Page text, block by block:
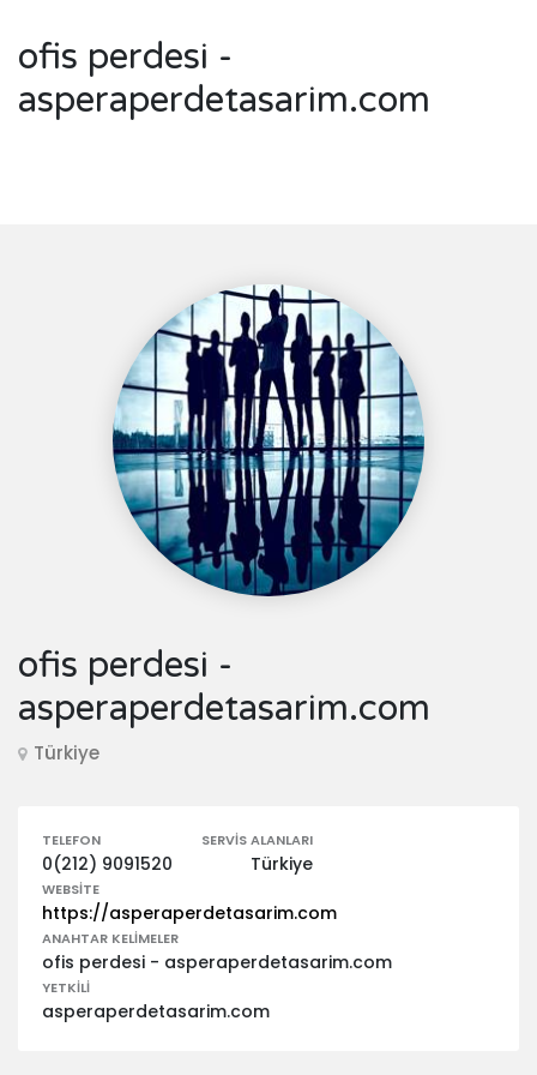
ofis perdesi -
asperaperdetasarim.com
ofis perdesi -
asperaperdetasarim.com
Türkiye
TELEFON
0(212) 9091520
SERVIS ALANLARI
Türkiye
WEBSITE
https://asperaperdetasarim.com
ANAHTAR KELIMELER
ofis perdesi - asperaperdetasarim.com
YETKILI
asperaperdetasarim.com